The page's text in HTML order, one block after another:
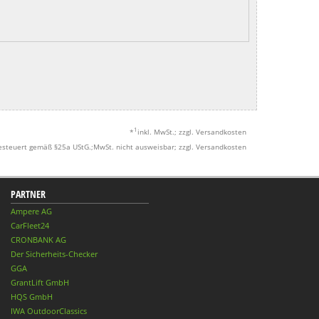
* 1 inkl. MwSt.; zzgl. Versandkosten
gemäß §25a UStG.;MwSt. nicht ausweisbar; zzgl. Versandkosten
PARTNER
Ampere AG
CarFleet24
CRONBANK AG
Der Sicherheits-Checker
GGA
GrantLift GmbH
HQS GmbH
IWA OutdoorClassics